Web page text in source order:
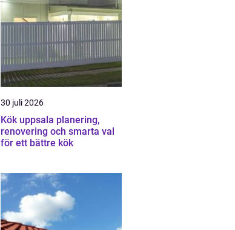
30 juli 2026
Kök uppsala planering,
renovering och smarta val
för ett bättre kök